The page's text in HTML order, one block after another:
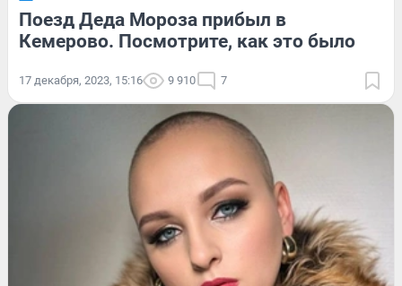
Поезд Деда Мороза прибыл в
Кемерово. Посмотрите, как это было
17 декабря, 2023, 15:16 9 910 7